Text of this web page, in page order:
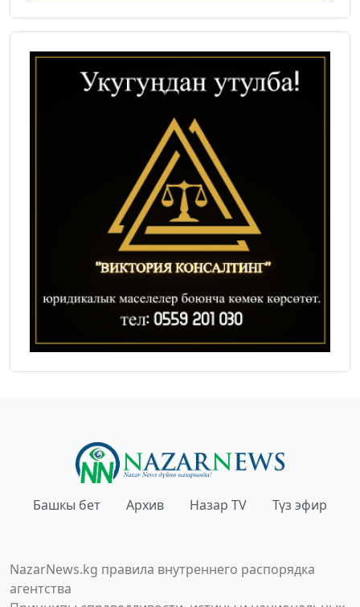
Башкы бет Архив Назар TV Түз эфир
NazarNews.kg правила внутреннего распорядка
агентства